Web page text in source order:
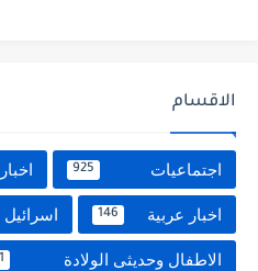
الاقسام
اجتماعيات 925
اخبار عربية 146 اسرائيل
الاطفال وحديثى الولادة